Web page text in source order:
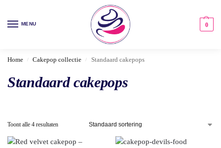
MENU 0
Home / Cakepop collectie / Standaard cakepops
Standaard cakepops
Toont alle 4 resultaten